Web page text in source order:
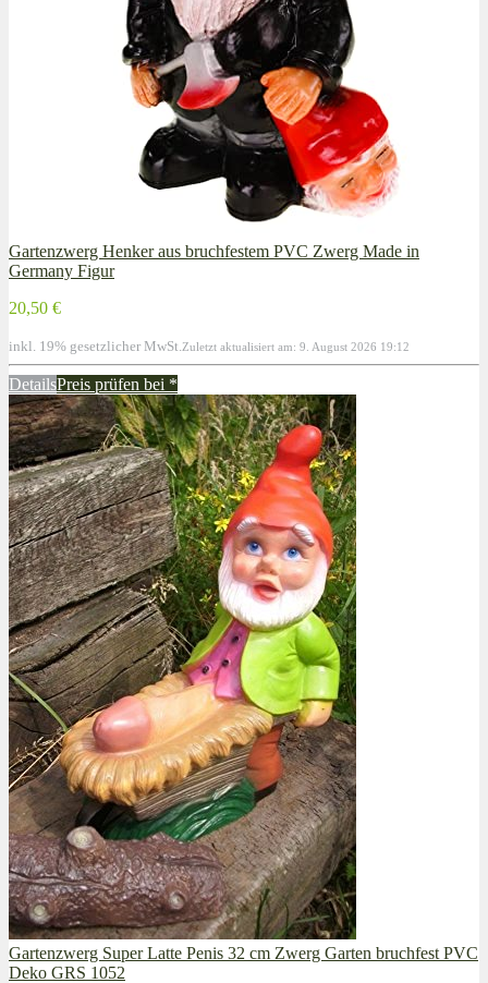
Gartenzwerg Henker aus bruchfestem PVC Zwerg Made in
Germany Figur
20,50 €
inkl. 19% gesetzlicher MwSt. Zuletzt aktualisiert am: 9. August 2026 19:12
DetailsPreis prüfen bei *
Gartenzwerg Super Latte Penis 32 cm Zwerg Garten bruchfest PVC
Deko GRS 1052